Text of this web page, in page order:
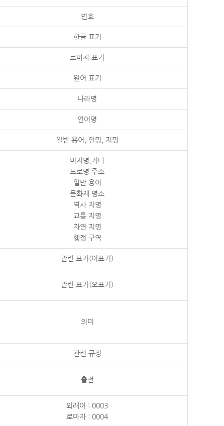
번호
한글 표기
로마자 표기
원어 표기
나라명
언어명
일반 용어, 인명, 지명
미지명,기타
도로명 주소
일반 용어
문화재 명소
역사 지명
교통 지명
자연 지명
행정 구역
관련 표기(이표기)
관련 표기(오표기)
의미
관련 규정
출전
외래어 : 0003
로마자 : 0004